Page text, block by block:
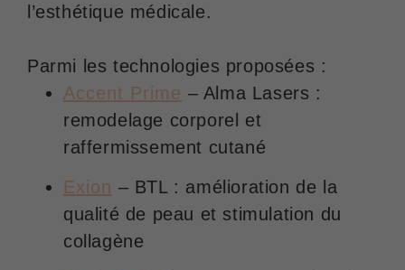
l’esthétique médicale.
Parmi les technologies proposées :
Accent Prime – Alma Lasers :
remodelage corporel et
raffermissement cutané
Exion – BTL : amélioration de la
qualité de peau et stimulation du
collagène